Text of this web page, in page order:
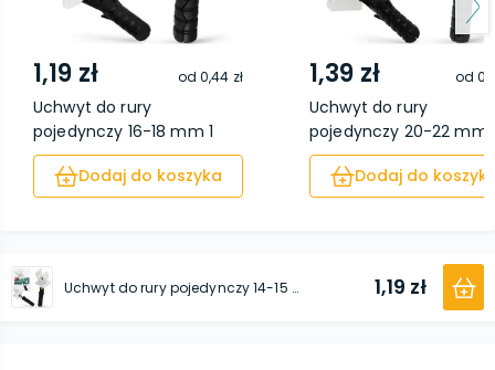
1,19 zł od0,44 zł
Uchwyt do rury
pojedynczy 16-18 mm 1
szt...
Dodaj do koszyka
1,39 zł od
Uchwyt do rury
pojedynczy 20-22 mm
szt...
Dodaj do
Uchwyt do rury pojedynczy 14-15 mm 1 szt. 1,19 zł